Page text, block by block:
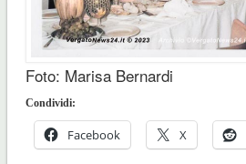
Foto: Marisa Bernardi
Condividi:
Facebook X